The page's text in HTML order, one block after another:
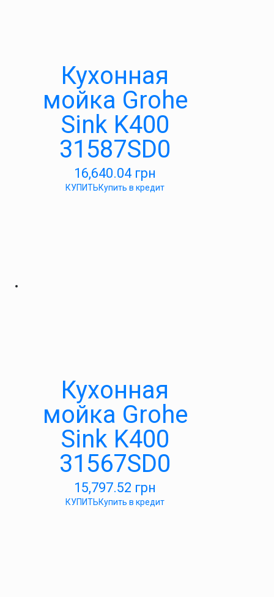
Кухонная
мойка Grohe
Sink K400
31587SD0
16,640.04 грн
КУПИТЬКупить в кредит
Кухонная
мойка Grohe
Sink K400
31567SD0
15,797.52 грн
КУПИТЬКупить в кредит